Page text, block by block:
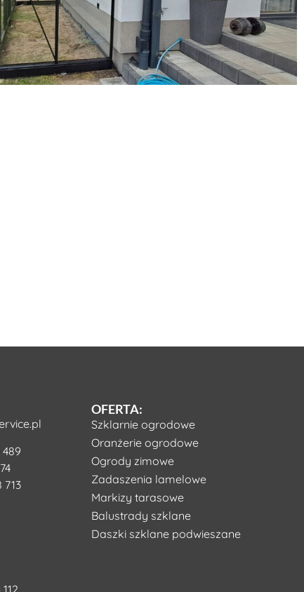
489
713
OFERTA:
Szklarnie ogrodowe
Oranżerie ogrodowe
Ogrody zimowe
Zadaszenia lamelowe
Markizy tarasowe
Balustrady szklane
Daszki szklane podwieszane